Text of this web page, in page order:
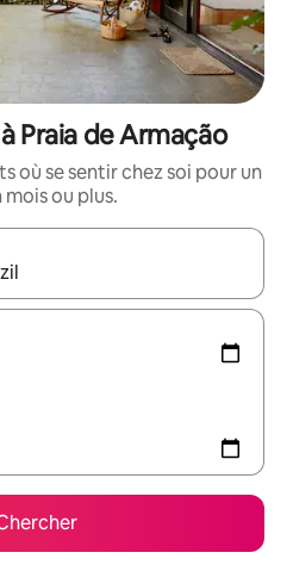
Praia de Armação
où se sentir chez soi pour un
ou plus.
parcourez-les en utilisant